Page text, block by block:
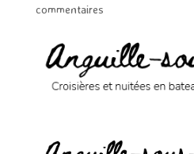
commentaires